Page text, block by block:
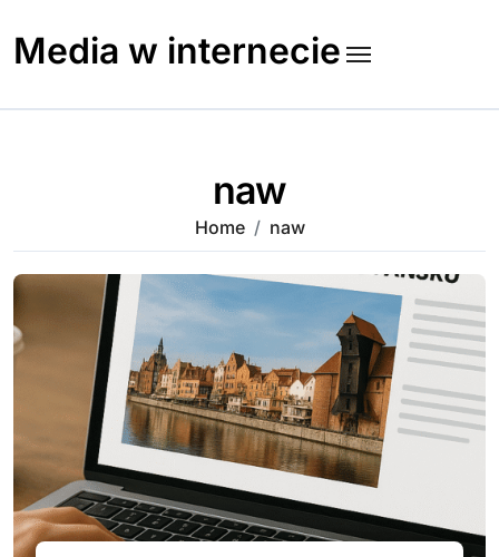
content
Media w internecie
naw
Home naw